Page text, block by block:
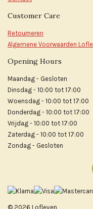
Customer Care
Retourneren
Algemene Voorwaarden
Opening Hours
Maandag - Gesloten
Dinsdag - 10:00 tot 17:00
Woensdag - 10:00 tot 17:00
Donderdag - 10:00 tot 17:00
Vrijdag - 10:00 tot 17:00
Zaterdag - 10:00 tot 17:00
Zondag - Gesloten
© 2026 Lofleven